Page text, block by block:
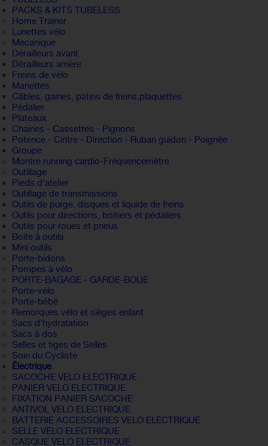
PACKS & KITS TUBELESS
Home Trainer
Lunettes vélo
Mecanique
Dérailleurs avant
Dérailleurs arrière
Freins de vélo
Manettes
Câbles, gaines, patins de freins,plaquettes
Pédalier
Plateaux
Chaines - Cassettes - Pignons
Potence - Cintre - Direction - Ruban guidon - Poignée
Groupe
Montre running cardio-Fréquencemètre
Outillage
Pieds d'atelier
Outillage de transmissions
Outils de purge, disques et liquide de freins
Outils pour directions, boitiers et pédaliers
Outils pour roues et pneus
Boite à outils
Mini outils
Porte-bidons
Pompes à vélo
PORTE-BAGAGE - GARDE-BOUE
Porte-vélo
Porte-bébé
Remorques vélo et sièges enfant
Sacs d'hydratation
Sacs à dos
Selles et tiges de Selles
Soin du Cycliste
Électrique
SACOCHE VELO ELECTRIQUE
PANIER VELO ELECTRIQUE
FIXATION PANIER SACOCHE
ANTIVOL VELO ELECTRIQUE
BATTERIE ACCESSOIRES VELO ELECTRIQUE
SELLE VELO ELECTRIQUE
CASQUE VELO ELECTRIQUE